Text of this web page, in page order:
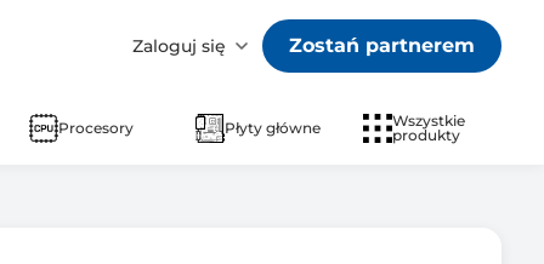
Zaloguj się Zostań partnerem
Procesory Płyty główne
Wszystkie
produkty